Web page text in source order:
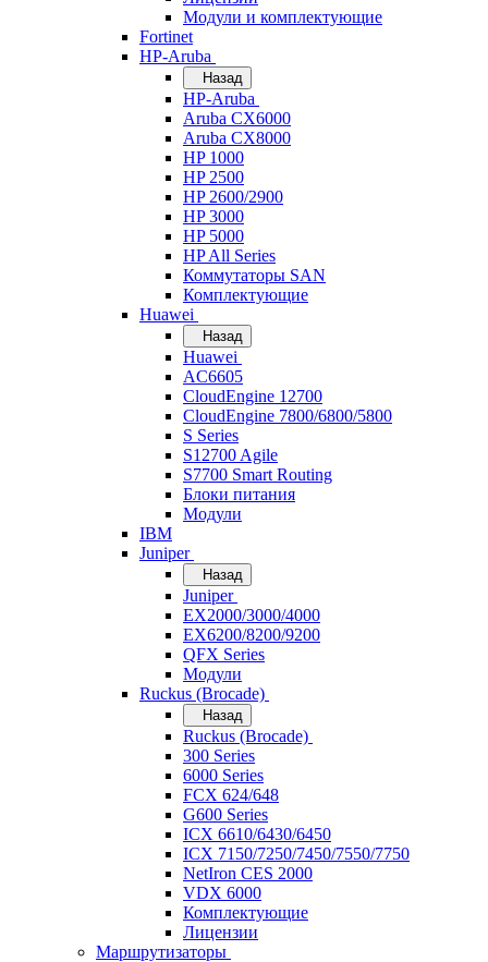
Модули и комплектующие
Fortinet
HP-Aruba
Назад
HP-Aruba
Aruba CX6000
Aruba CX8000
HP 1000
HP 2500
HP 2600/2900
HP 3000
HP 5000
HP All Series
Коммутаторы SAN
Комплектующие
Huawei
Назад
Huawei
AC6605
CloudEngine 12700
CloudEngine 7800/6800/5800
S Series
S12700 Agile
S7700 Smart Routing
Блоки питания
Модули
IBM
Juniper
Назад
Juniper
EX2000/3000/4000
EX6200/8200/9200
QFX Series
Модули
Ruckus (Brocade)
Назад
Ruckus (Brocade)
300 Series
6000 Series
FCX 624/648
G600 Series
ICX 6610/6430/6450
ICX 7150/7250/7450/7550/7750
NetIron CES 2000
VDX 6000
Комплектующие
Лицензии
Маршрутизаторы